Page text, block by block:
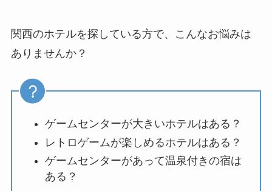
関西のホテルを探している方で、こんなお悩みは
ありませんか？
ゲームセンターが大きいホテルはある？
レトロゲームが楽しめるホテルはある？
ゲームセンターがあって温泉付きの宿は
ある？